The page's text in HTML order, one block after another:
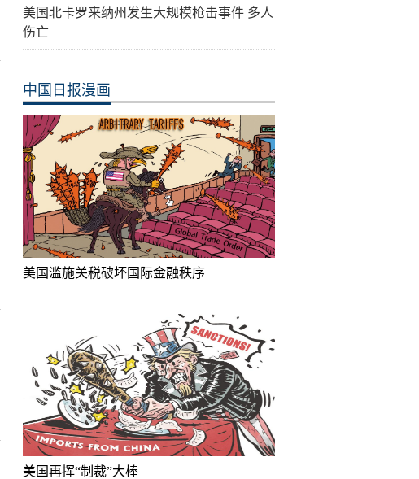
美国北卡罗来纳州发生大规模枪击事件 多人
伤亡
中国日报漫画
美国滥施关税破坏国际金融秩序
美国再挥“制裁”大棒